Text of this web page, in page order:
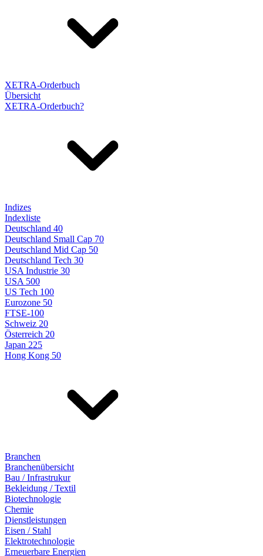
XETRA-Orderbuch
Übersicht
XETRA-Orderbuch?
Indizes
Indexliste
Deutschland 40
Deutschland Small Cap 70
Deutschland Mid Cap 50
Deutschland Tech 30
USA Industrie 30
USA 500
US Tech 100
Eurozone 50
FTSE-100
Schweiz 20
Österreich 20
Japan 225
Hong Kong 50
Branchen
Branchenübersicht
Bau / Infrastrukur
Bekleidung / Textil
Biotechnologie
Chemie
Dienstleistungen
Eisen / Stahl
Elektrotechnologie
Erneuerbare Energien